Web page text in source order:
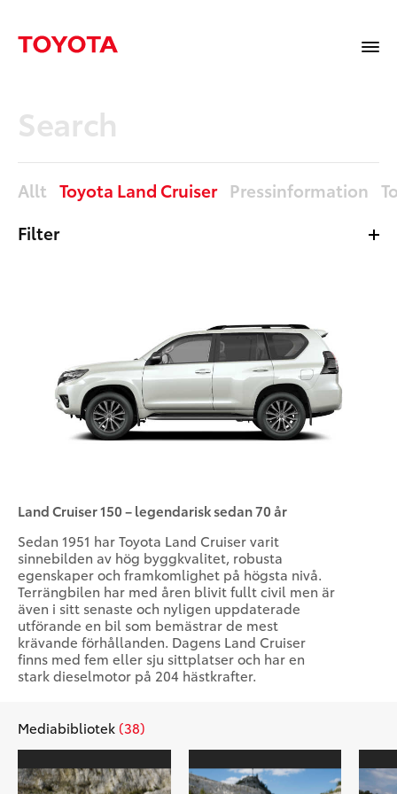
Allt Toyota Land Cruiser Pressinformation
Filter
Land Cruiser 150 – legendarisk sedan 70 år
Sedan 1951 har Toyota Land Cruiser varit
sinnebilden av hög byggkvalitet, robusta
egenskaper och framkomlighet på högsta nivå.
Terrängbilen har med åren blivit fullt civil men är
även i sitt senaste och nyligen uppdaterade
utförande en bil som bemästrar de mest
krävande förhållanden. Dagens Land Cruiser
finns med fem eller sju sittplatser och har en
stark dieselmotor på 204 hästkrafter.
Mediabibliotek (38)